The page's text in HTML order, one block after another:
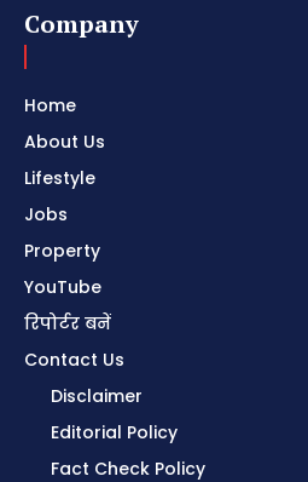
Company
Home
About Us
Lifestyle
Jobs
Property
YouTube
रिपोर्टर बनें
Contact Us
Disclaimer
Editorial Policy
Fact Check Policy